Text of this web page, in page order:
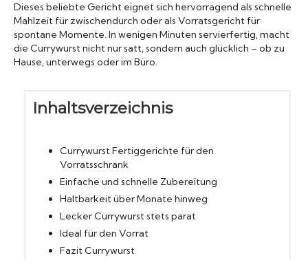
Dieses beliebte Gericht eignet sich hervorragend als schnelle
Mahlzeit für zwischendurch oder als Vorratsgericht für
spontane Momente. In wenigen Minuten servierfertig, macht
die Currywurst nicht nur satt, sondern auch glücklich – ob zu
Hause, unterwegs oder im Büro.
Inhaltsverzeichnis
Currywurst Fertiggerichte für den
Vorratsschrank
Einfache und schnelle Zubereitung
Haltbarkeit über Monate hinweg
Lecker Currywurst stets parat
Ideal für den Vorrat
Fazit Currywurst